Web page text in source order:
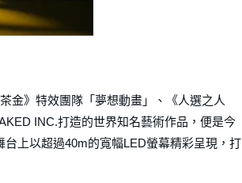
金》特效團隊「夢想動畫」、《人選之人
INC.打造的世界知名藝術作品，便是今
上以超過40m的寬幅LED螢幕精彩呈現，打